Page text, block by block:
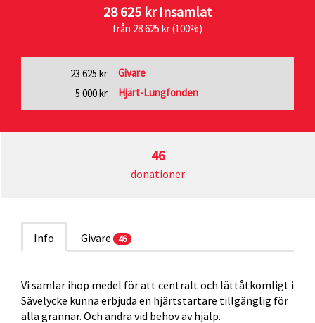
28 625 krInsamlat
från 28 625 kr (100%)
23 625 kr
Givare
5 000 kr
Hjärt-Lungfonden
46
donationer
Info Givare 46
Vi samlar ihop medel för att centralt och lättåtkomligt i
Sävelycke kunna erbjuda en hjärtstartare tillgänglig för
alla grannar. Och andra vid behov av hjälp.